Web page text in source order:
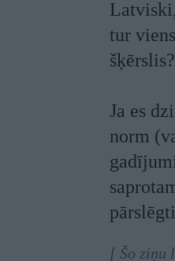
tur
šķērslis?
Ja es
norm
[ Šo ziņu